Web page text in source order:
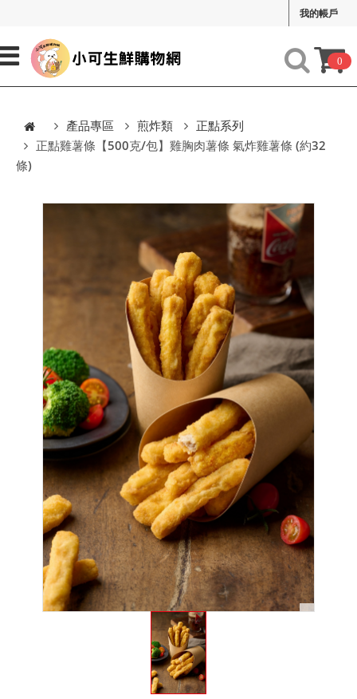
我的帳戶
0
產品專區 煎炸類
正點系列
正點雞薯條【500克/包】雞胸肉薯條 氣炸雞薯條 (約32
條)